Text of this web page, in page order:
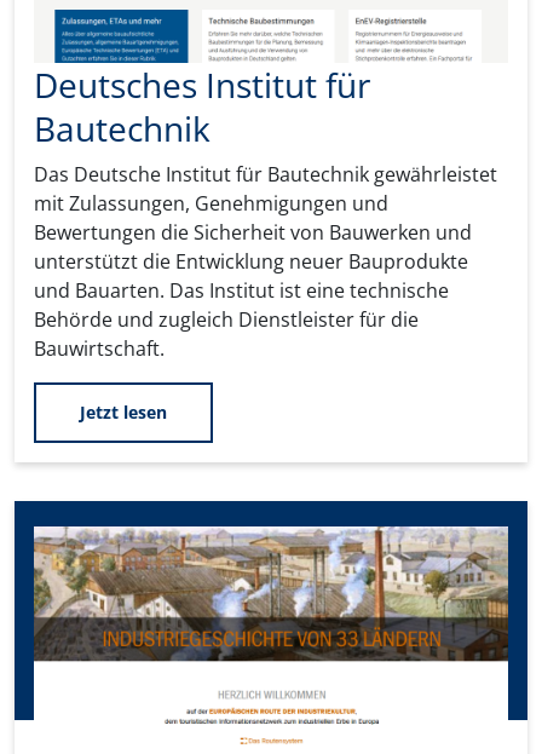
Deutsches Institut für
Bautechnik
Das Deutsche Institut für Bautechnik gewährleistet
mit Zulassungen, Genehmigungen und
Bewertungen die Sicherheit von Bauwerken und
unterstützt die Entwicklung neuer Bauprodukte
und Bauarten. Das Institut ist eine technische
Behörde und zugleich Dienstleister für die
Bauwirtschaft.
Jetzt lesen